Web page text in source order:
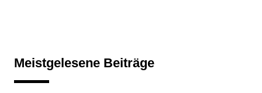
Meistgelesene Beiträge